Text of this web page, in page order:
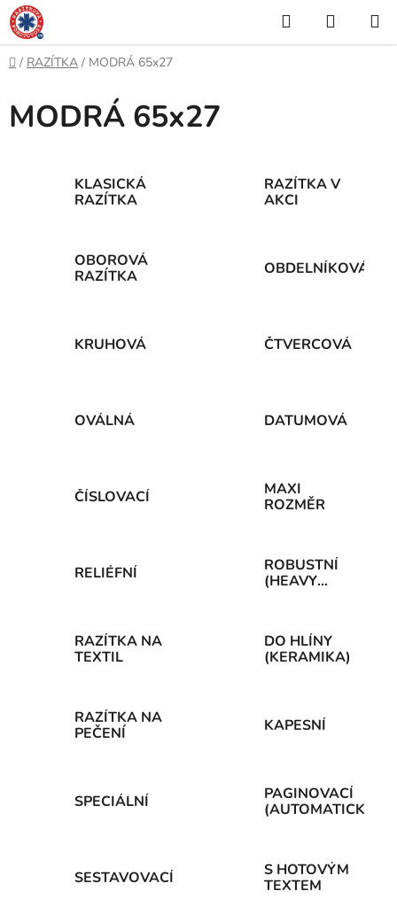
Přejít
na
obsah
Hledat
KOŠÍK
Domů
/ RAZÍTKA / MODRÁ 65x27
MODRÁ 65x27
KLASICKÁ
RAZÍTKA
RAZÍTKA V
AKCI
OBOROVÁ
RAZÍTKA
OBDELNÍKOVÁ
KRUHOVÁ ČTVERCOVÁ
OVÁLNÁ DATUMOVÁ
ČÍSLOVACÍ
MAXI
ROZMĚR
RELIÉFNÍ
ROBUSTNÍ
(HEAVY
RAZÍTKA NA
TEXTIL
DO HLÍNY
(KERAMIKA)
RAZÍTKA NA
PEČENÍ
KAPESNÍ
SPECIÁLNÍ
PAGINOVACÍ
(AUTOMATICKÁ)
SESTAVOVACÍ
S HOTOVÝM
TEXTEM